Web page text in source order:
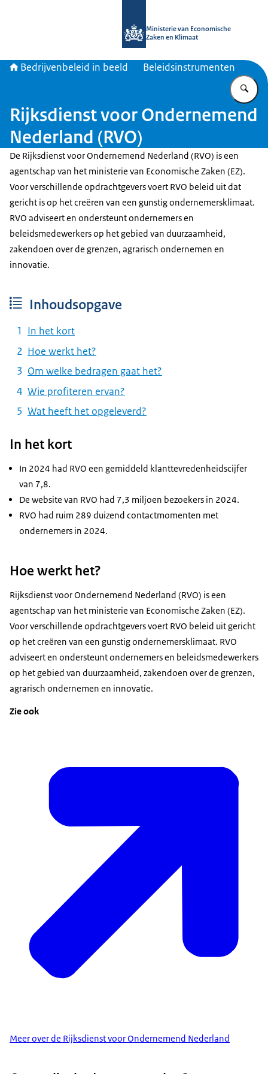
Ministerie van Economische
Zaken en Klimaat
Bedrijvenbeleid in beeld Beleidsinstrumenten
Rijksdienst voor Ondernemend
Nederland (RVO)
De Rijksdienst voor Ondernemend Nederland (RVO) is een
agentschap van het ministerie van Economische Zaken (EZ).
Voor verschillende opdrachtgevers voert RVO beleid uit dat
gericht is op het creëren van een gunstig ondernemersklimaat.
RVO adviseert en ondersteunt ondernemers en
beleidsmedewerkers op het gebied van duurzaamheid,
zakendoen over de grenzen, agrarisch ondernemen en
innovatie.
Inhoudsopgave
In het kort
Hoe werkt het?
Om welke bedragen gaat het?
Wie profiteren ervan?
Wat heeft het opgeleverd?
In het kort
In 2024 had RVO een gemiddeld klanttevredenheidscijfer
van 7,8.
De website van RVO had 7,3 miljoen bezoekers in 2024.
RVO had ruim 289 duizend contactmomenten met
ondernemers in 2024.
Hoe werkt het?
Rijksdienst voor Ondernemend Nederland (RVO) is een
agentschap van het ministerie van Economische Zaken (EZ).
Voor verschillende opdrachtgevers voert RVO beleid uit gericht
op het creëren van een gunstig ondernemersklimaat. RVO
adviseert en ondersteunt ondernemers en beleidsmedewerkers
op het gebied van duurzaamheid, zakendoen over de grenzen,
agrarisch ondernemen en innovatie.
Zie ook
Meer over de Rijksdienst voor Ondernemend Nederland